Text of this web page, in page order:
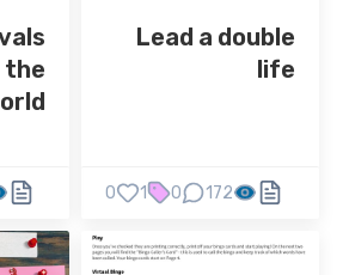
Lead a double
life
172
0
1
0
the